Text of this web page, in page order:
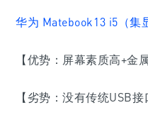
华为 Matebook13 i5（集
【优势：屏幕素质高+金
【劣势：没有传统USB接